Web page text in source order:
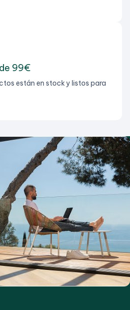
99€
están en stock y listos para